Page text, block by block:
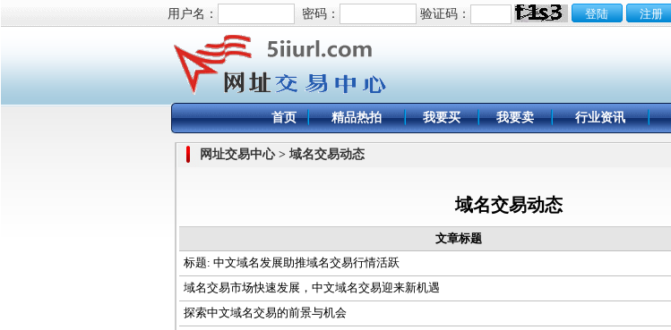
用户名： 密码： 验证码：
首页 精品热拍 我要买 我要卖 行业资讯
网址交易中心 > 域名交易动态
域名交易动态
文章标题
标题: 中文域名发展助推域名交易行情活跃
域名交易市场快速发展，中文域名交易迎来新机遇
探索中文域名交易的前景与机会